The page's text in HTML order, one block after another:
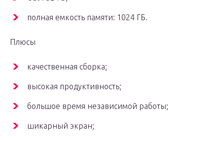
полная емкость памяти: 1024 ГБ.
Плюсы
качественная сборка;
высокая продуктивность;
большое время независимой работы;
шикарный экран;